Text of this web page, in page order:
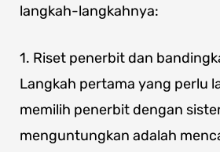
langkah-langkahnya:
1. Riset penerbit dan
Langkah pertama yang perlu
memilih penerbit dengan
menguntungkan adalah